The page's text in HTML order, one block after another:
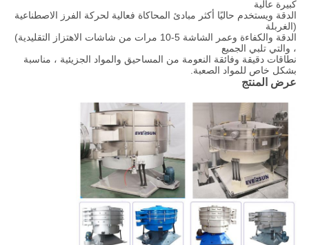
كبيرة عالية
الدقة ويستخدم حاليًا أكثر مبادئ المحاكاة فعالية لحركة الفرز الاصطناعية
(الغربلة
الدقة والكفاءة وعمر الشاشة 5-10 مرات من شاشات الاهتزاز التقليدية)
، والتي تلبي الجميع
نطاقات دقيقة وفائقة النعومة من المساحيق والمواد الجزيئية ، مناسبة
بشكل خاص للمواد الصعبة.
عرض المنتج